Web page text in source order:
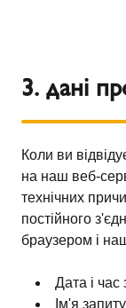
3. дані
Коли ви
на наш веб-
технічних
постійного
браузером і
Дата і час
Ім'я